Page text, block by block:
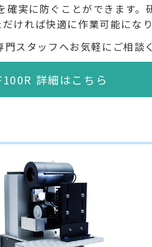
実に防ぐことができます。
ければ快適に作業可能になり
スタッフへお気軽にご相談
詳細はこちら